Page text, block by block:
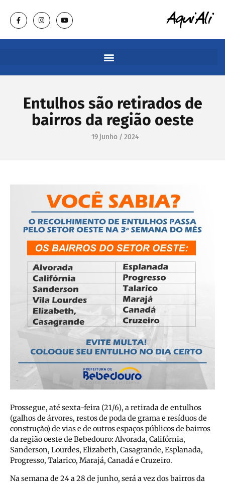
Entulhos são retirados de
bairros da região oeste
19 junho / 2024
Prossegue, até sexta-feira (21/6), a retirada de entulhos
(galhos de árvores, restos de poda de grama e resíduos de
construção) de vias e de outros espaços públicos de bairros
da região oeste de Bebedouro: Alvorada, Califórnia,
Sanderson, Lourdes, Elizabeth, Casagrande, Esplanada,
Progresso, Talarico, Marajá, Canadá e Cruzeiro.
Na semana de 24 a 28 de junho, será a vez dos bairros da